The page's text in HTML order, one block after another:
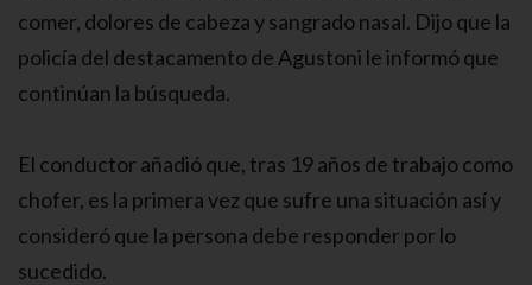
comer, dolores de cabeza y sangrado nasal. Dijo que la
policía del destacamento de Agustoni le informó que
continúan la búsqueda.
El conductor añadió que, tras 19 años de trabajo como
chofer, es la primera vez que sufre una situación así y
consideró que la persona debe responder por lo
sucedido.